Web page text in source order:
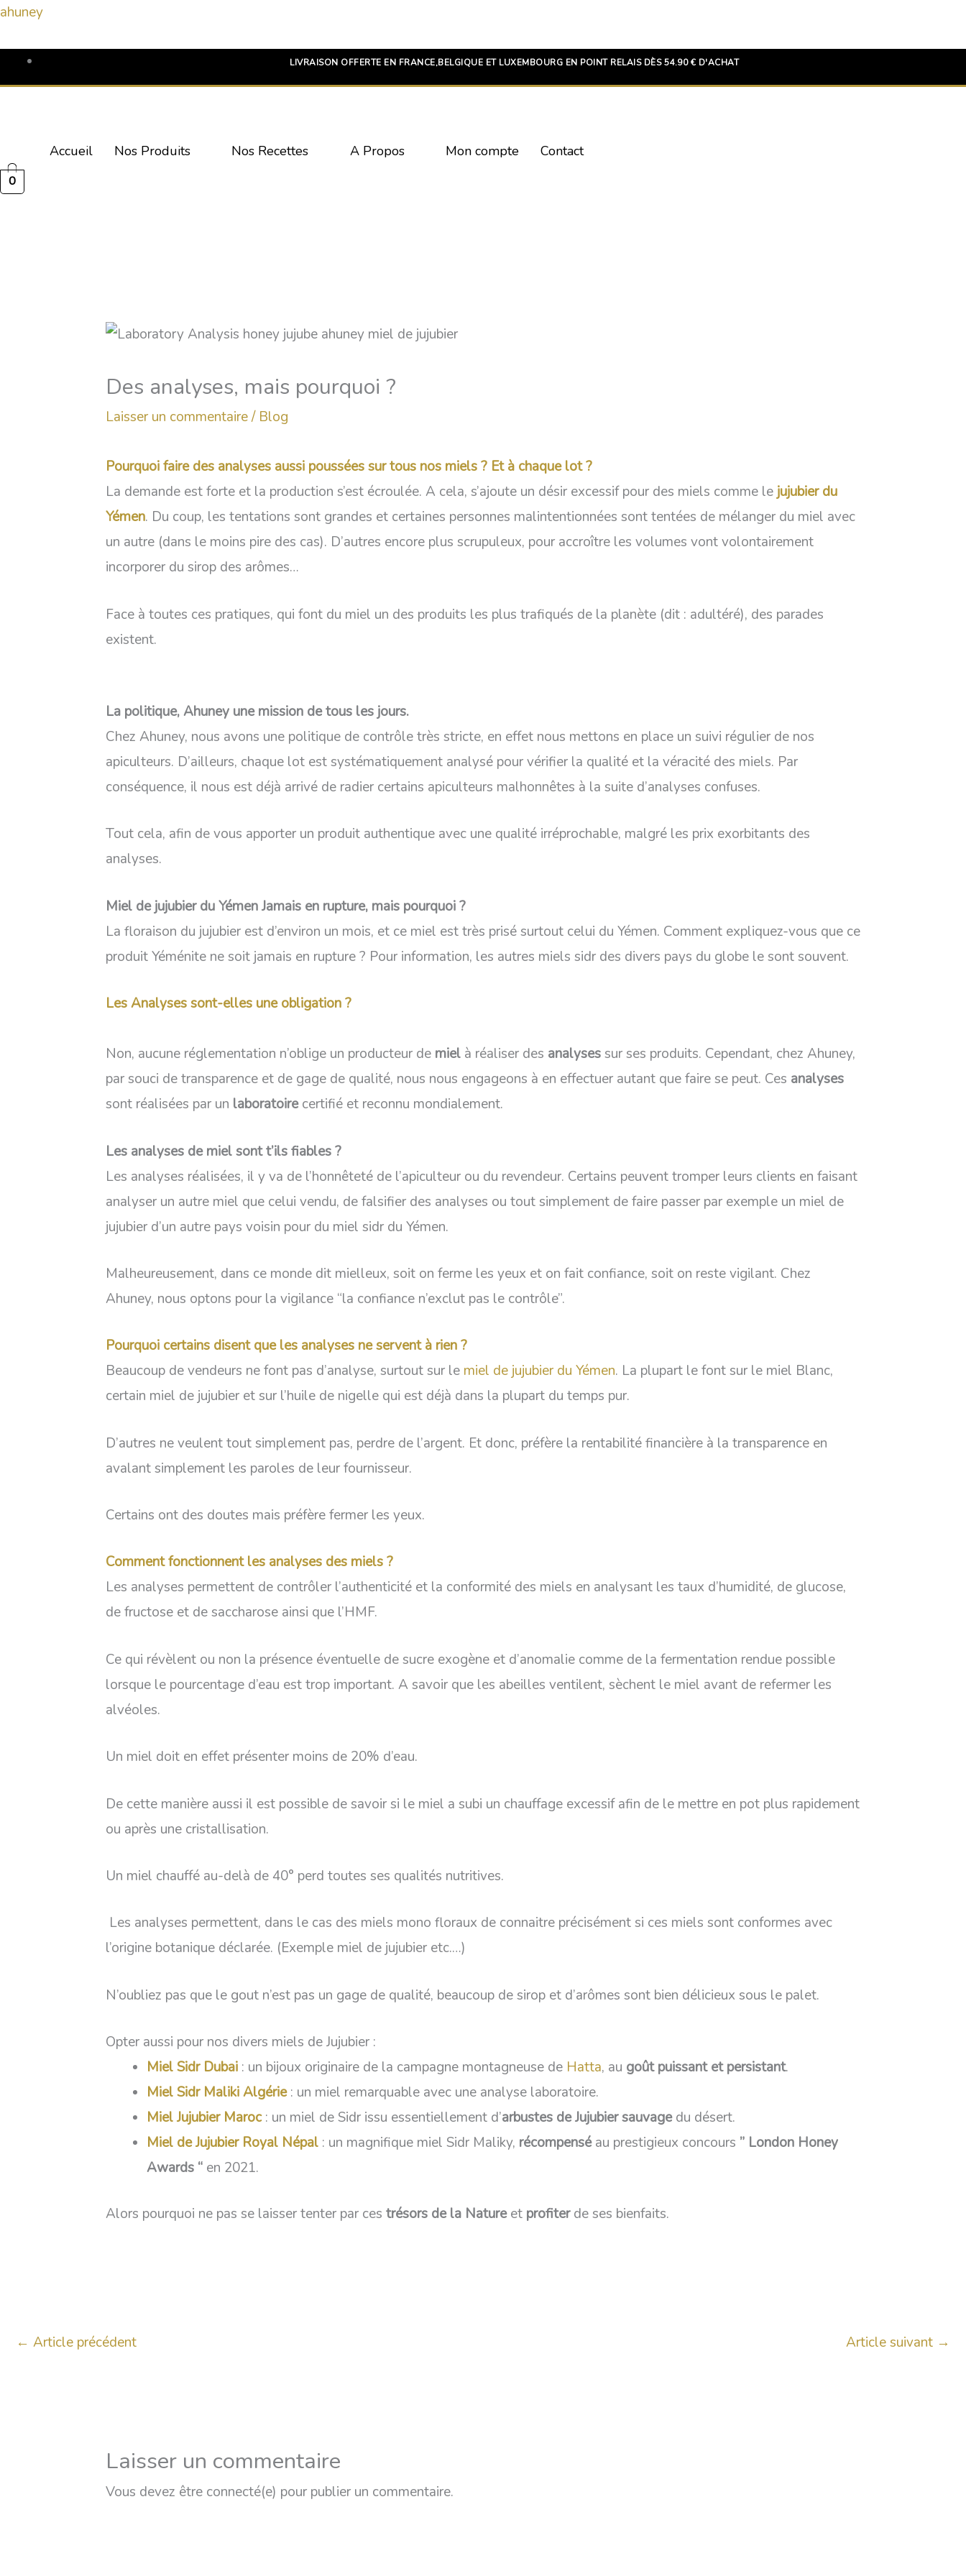
Aller
contenu
ahuney
LIVRAISON OFFERTE EN FRANCE,BELGIQUE ET LUXEMBOURG EN POINT RELAIS DÈS 54.90 € D'ACHAT
Accueil Nos Produits Nos Recettes A Propos Mon compte Contact
0
Des analyses, mais pourquoi ?
Laisser un commentaire/ Blog
Pourquoi faire des analyses aussi poussées sur tous nos miels ? Et à chaque lot ?
La demande est forte et la production s’est écroulée. A cela, s’ajoute un désir excessif pour des miels comme le jujubier du
Yémen. Du coup, les tentations sont grandes et certaines personnes malintentionnées sont tentées de mélanger du miel avec
un autre (dans le moins pire des cas). D’autres encore plus scrupuleux, pour accroître les volumes vont volontairement
incorporer du sirop des arômes…
Face à toutes ces pratiques, qui font du miel un des produits les plus trafiqués de la planète (dit : adultéré), des parades
existent.
La politique, Ahuney une mission de tous les jours.
Chez Ahuney, nous avons une politique de contrôle très stricte, en effet nous mettons en place un suivi régulier de nos
apiculteurs. D’ailleurs, chaque lot est systématiquement analysé pour vérifier la qualité et la véracité des miels. Par
conséquence, il nous est déjà arrivé de radier certains apiculteurs malhonnêtes à la suite d’analyses confuses.
Tout cela, afin de vous apporter un produit authentique avec une qualité irréprochable, malgré les prix exorbitants des
analyses.
Miel de jujubier du Yémen Jamais en rupture, mais pourquoi ?
La floraison du jujubier est d’environ un mois, et ce miel est très prisé surtout celui du Yémen. Comment expliquez-vous que ce
produit Yéménite ne soit jamais en rupture ? Pour information, les autres miels sidr des divers pays du globe le sont souvent.
Les Analyses sont-elles une obligation ?
Non, aucune réglementation n’oblige un producteur de mielà réaliser des analysessur ses produits. Cependant, chez Ahuney,
par souci de transparence et de gage de qualité, nous nous engageons à en effectuer autant que faire se peut. Ces analyses
sont réalisées par un laboratoirecertifié et reconnu mondialement.
Les analyses de miel sont t’ils fiables ?
Les analyses réalisées, il y va de l’honnêteté de l’apiculteur ou du revendeur. Certains peuvent tromper leurs clients en faisant
analyser un autre miel que celui vendu, de falsifier des analyses ou tout simplement de faire passer par exemple un miel de
jujubier d’un autre pays voisin pour du miel sidr du Yémen.
Malheureusement, dans ce monde dit mielleux, soit on ferme les yeux et on fait confiance, soit on reste vigilant. Chez
Ahuney, nous optons pour la vigilance “la confiance n’exclut pas le contrôle”.
Pourquoi certains disent que les analyses ne servent à rien ?
Beaucoup de vendeurs ne font pas d’analyse, surtout sur le miel de jujubier du Yémen. La plupart le font sur le miel Blanc,
certain miel de jujubier et sur l’huile de nigelle qui est déjà dans la plupart du temps pur.
D’autres ne veulent tout simplement pas, perdre de l’argent. Et donc, préfère la rentabilité financière à la transparence en
avalant simplement les paroles de leur fournisseur.
Certains ont des doutes mais préfère fermer les yeux.
Comment fonctionnent les analyses des miels ?
Les analyses permettent de contrôler l’authenticité et la conformité des miels en analysant les taux d’humidité, de glucose,
de fructose et de saccharose ainsi que l’HMF.
Ce qui révèlent ou non la présence éventuelle de sucre exogène et d’anomalie comme de la fermentation rendue possible
lorsque le pourcentage d’eau est trop important. A savoir que les abeilles ventilent, sèchent le miel avant de refermer les
alvéoles.
Un miel doit en effet présenter moins de 20% d’eau.
De cette manière aussi il est possible de savoir si le miel a subi un chauffage excessif afin de le mettre en pot plus rapidement
ou après une cristallisation.
Un miel chauffé au-delà de 40° perd toutes ses qualités nutritives.
Les analyses permettent, dans le cas des miels mono floraux de connaitre précisément si ces miels sont conformes avec
l’origine botanique déclarée. (Exemple miel de jujubier etc.…)
N’oubliez pas que le gout n’est pas un gage de qualité, beaucoup de sirop et d’arômes sont bien délicieux sous le palet.
Opter aussi pour nos divers miels de Jujubier :
Miel Sidr Dubai : un bijoux originaire de la campagne montagneuse de Hatta, au goût puissant et persistant.
Miel Sidr Maliki Algérie: un miel remarquable avec une analyse laboratoire.
Miel Jujubier Maroc: un miel de Sidr issu essentiellement d’arbustes de Jujubier sauvagedu désert.
Miel de Jujubier Royal Népal : un magnifique miel Sidr Maliky, récompenséau prestigieux concours ” London Honey
Awards “en 2021.
Alors pourquoi ne pas se laisser tenter par ces trésors de la Natureet profiterde ses bienfaits.
← Article précédent Article suivant →
Laisser un commentaire
Vous devez être connecté(e) pour publier un commentaire.